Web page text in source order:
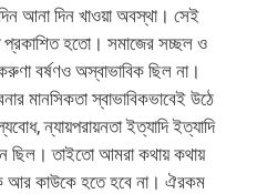
আনা দিন খাওয়া অবস্থা। সেই
প্রকাশিত হতো। সমাজের সচ্ছল ও
বর্ষণও অস্বাভাবিক ছিল না।
মানসিকতা স্বাভাবিকভাবেই উঠে
ন্যায়পরায়নতা ইত্যাদি ইত্যাদি
ছিল। তাইতো আমরা কথায় কথায়
আর কাউকে হতে হবে না। ঐরকম